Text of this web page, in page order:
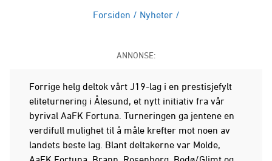
Forsiden / Nyheter /
ANNONSE:
Forrige helg deltok vårt J19-lag i en prestisjefylt
eliteturnering i Ålesund, et nytt initiativ fra vår
byrival AaFK Fortuna. Turneringen ga jentene en
verdifull mulighet til å måle krefter mot noen av
landets beste lag. Blant deltakerne var Molde,